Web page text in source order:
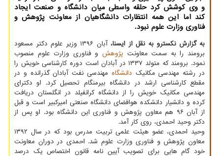
و وی كوشش كرد حلقه واسطی میان دانشگاه و صنعت ایجاد
كند اما این همه انتظارات دانشگاهیان از معاونت پژوهش و
فناوری وزارت علوم نبود.
به گزارش نکسترو به نقل از ایسنا،
آبان ۱۳۹۶ وزیر علوم دکتر مسعود
برومند را به سمت معاونت پژوهش و فناوری وزارت علوم منصوب
نمود. برومند که متولد ۱۳۳۷ در آبادان است دوره کارشناسی خویش را
در رشته مهندسی مکانیک دانشگاه مهندسی نفت آبادان گذرانده و در
مقطع کارشناسی ارشد در دانشگاه بیرمنگام تحصیل کرد. او دکترای
مهندسی مکانیک خویش را از دانشگاه کرانفیلد در انگلستان دریافت
کرده و دانشیار دانشکده هوافضای دانشگاه صنعتی امیرکبیر است و قبل
از آبان ۹۶ هم معاون پژوهش و فناوری این دانشگاه بود. او پس از
دکتر وحید احمدی، روی کار آمد.
وحید احمدی، عضو هیئت علمی تربیت مدرس بود که در سال ۱۳۹۲
معاون پژوهش و فناوری وزارت علوم شد. احمدی در دوران معاونت
خود گام هایی برای تصویب آیین نامه قانون اختصاص یک درصد